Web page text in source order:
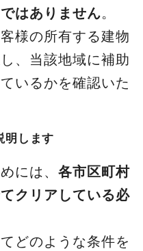
はありません。
様の所有する建物
、当該地域に補助
いるかを確認いた
明します
には、 各市区町村
クリアしている必
どのような条件を